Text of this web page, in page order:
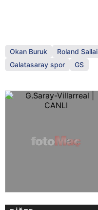
Okan Buruk Roland Sallai
Galatasaray spor
GS